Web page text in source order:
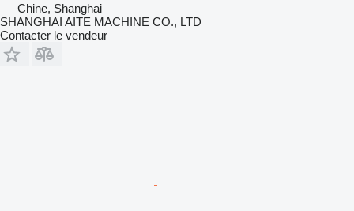
Chine, Shanghai
SHANGHAI AITE MACHINE CO., LTD
Contacter le vendeur